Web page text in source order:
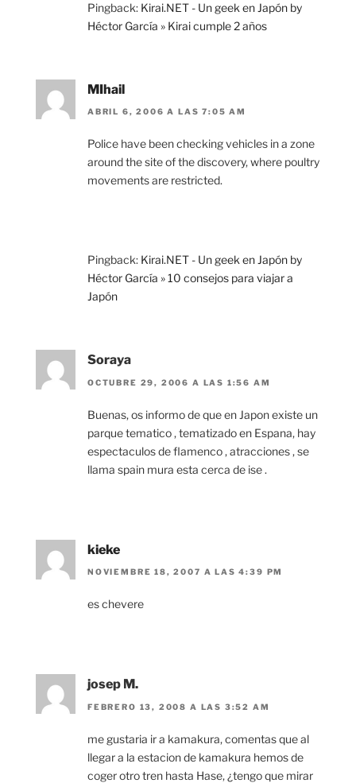
Pingback: Kirai.NET - Un geek en Japón by
Héctor García » Kirai cumple 2 años
MIhail
ABRIL 6, 2006 A LAS 7:05 AM
Police have been checking vehicles in a zone
around the site of the discovery, where poultry
movements are restricted.
Pingback: Kirai.NET - Un geek en Japón by
Héctor García » 10 consejos para viajar a
Japón
Soraya
OCTUBRE 29, 2006 A LAS 1:56 AM
Buenas, os informo de que en Japon existe un
parque tematico , tematizado en Espana, hay
espectaculos de flamenco , atracciones , se
llama spain mura esta cerca de ise .
kieke
NOVIEMBRE 18, 2007 A LAS 4:39 PM
es chevere
josep M.
FEBRERO 13, 2008 A LAS 3:52 AM
me gustaria ir a kamakura, comentas que al
llegar a la estacion de kamakura hemos de
coger otro tren hasta Hase, ¿tengo que mirar